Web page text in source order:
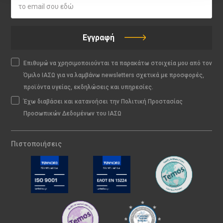
Εγγραφή
Επιθυμώ να χρησιμοποιούνται τα παρακάτω στοιχεία μου από τον
Όμιλο ΙΑΣΩ για να λαμβάνω newsletters σχετικά με προσφορές,
προϊόντα υγείας, εκδηλώσεις και υπηρεσίες.
Έχω διαβάσει και κατανοήσει την Πολιτική Προστασίας
Προσωπικών Δεδομένων του ΙΑΣΩ
Πιστοποιήσεις